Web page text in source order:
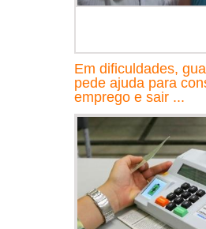
Em dificuldades,
pede ajuda para
emprego e sair ...